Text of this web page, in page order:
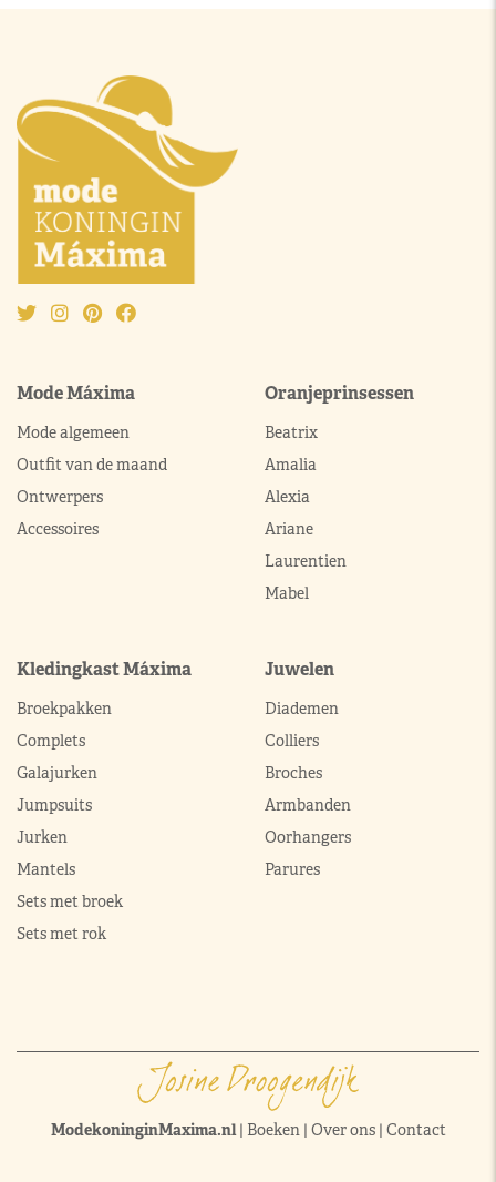
Mode Máxima
Mode algemeen
Outfit van de maand
Ontwerpers
Accessoires
Oranjeprinsessen
Beatrix
Amalia
Alexia
Ariane
Laurentien
Mabel
Kledingkast Máxima
Broekpakken
Complets
Galajurken
Jumpsuits
Jurken
Mantels
Sets met broek
Sets met rok
Juwelen
Diademen
Colliers
Broches
Armbanden
Oorhangers
Parures
ModekoninginMaxima.nl| Boeken| Over ons| Contact